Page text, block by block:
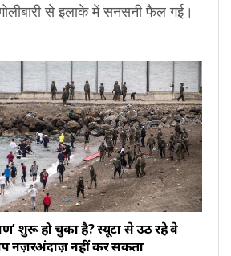
से इलाके में सनसनी फैल गई।
शुरू हो चुका है? स्यूटा से उठ रहे वे
नज़रअंदाज़ नहीं कर सकता